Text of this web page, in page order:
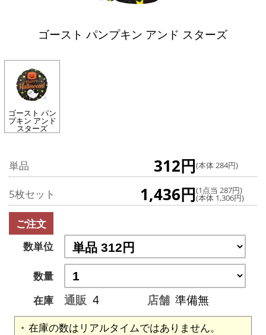
ゴースト パンプキン アンド スターズ
ゴースト パン
プキン アンド
スターズ
単品 312円(本体 284円)
5枚セット 1,436円(1点当 287円)
(本体 1,306円)
ご注文
数単位
数量
在庫
通販 4 店舗 準備無
在庫の数はリアルタイムではありません。